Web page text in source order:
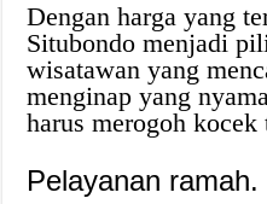
Dengan harga yang
Situbondo menjadi
wisatawan yang
menginap yang
harus merogoh kocek
Pelayanan ramah.